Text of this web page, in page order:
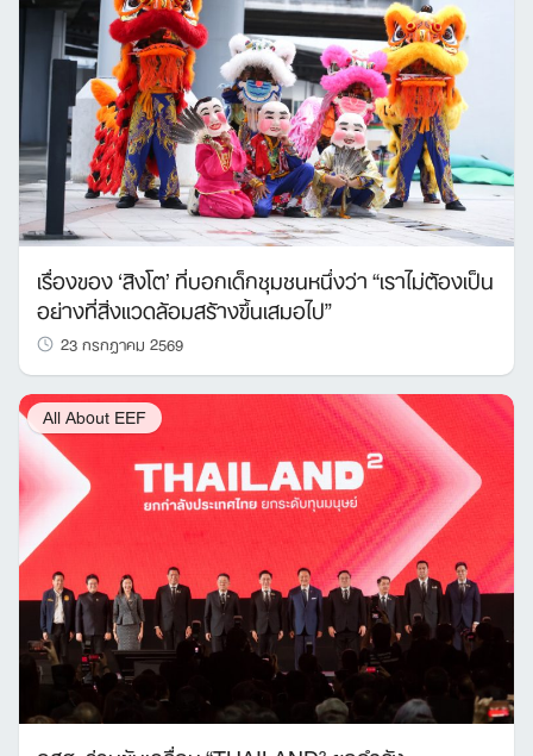
เรื่องของ ‘สิงโต’ ที่บอกเด็กชุมชนหนึ่งว่า “เราไม่ต้องเป็น
อย่างที่สิ่งแวดล้อมสร้างขึ้นเสมอไป”
23 กรกฎาคม 2569
All About EEF